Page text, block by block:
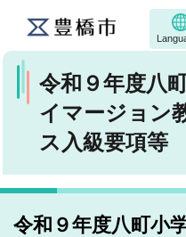
令和９年度八
イマージョン
ス入級要項等
令和９年度八町小